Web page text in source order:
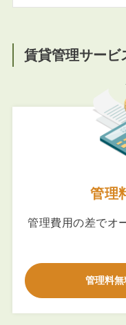
賃貸管理サービ
管理
管理費用の差でオ
管理料